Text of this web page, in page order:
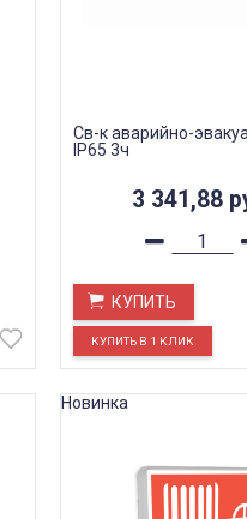
Св-к аварийно-
IP65 3ч
3 341,88
КУПИТЬ
Новинка